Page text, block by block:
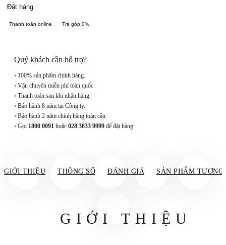
Đặt hàng
Thanh toán online Trả góp 0%
Quý khách cần hỗ trợ?
› 100% sản phẩm chính hãng.
› Vận chuyển miễn phí toàn quốc.
› Thanh toán sau khi nhận hàng.
› Bảo hành 8 năm tại Công ty.
› Bảo hành 2 năm chính hãng toàn cầu.
› Gọi 1800 0091 hoặc 028 3833 9999 để đặt hàng.
GIỚI THIỆU THÔNG SỐ ĐÁNH GIÁ SẢN PHẨM TƯƠNG
GIỚI THIỆU